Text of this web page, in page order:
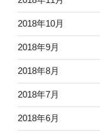
2018年10月
2018年9月
2018年8月
2018年7月
2018年6月